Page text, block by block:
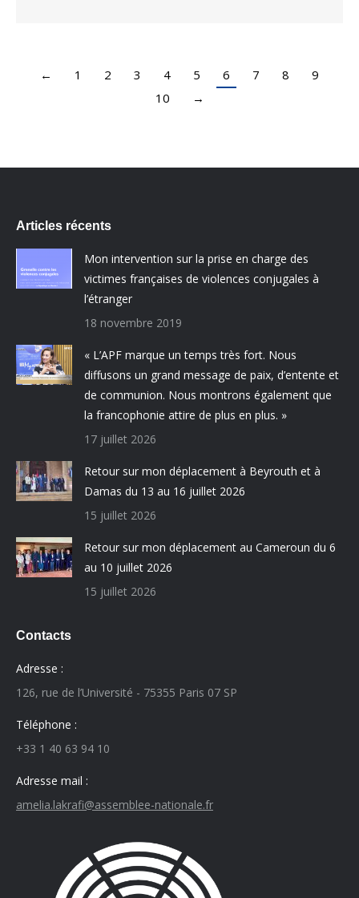
← 1 2 3 4 5 6 7 8
9
10
→
Articles récents
Mon intervention sur la prise en charge des
victimes françaises de violences conjugales à
l’étranger
18 novembre 2019
« L’APF marque un temps très fort. Nous
diffusons un grand message de paix, d’entente et
de communion. Nous montrons également que
la francophonie attire de plus en plus. »
17 juillet 2026
Retour sur mon déplacement à Beyrouth et à
Damas du 13 au 16 juillet 2026
15 juillet 2026
Retour sur mon déplacement au Cameroun du 6
au 10 juillet 2026
15 juillet 2026
Contacts
Adresse :
126, rue de l’Université - 75355 Paris 07 SP
Téléphone :
+33 1 40 63 94 10
Adresse mail :
amelia.lakrafi@assemblee-nationale.fr